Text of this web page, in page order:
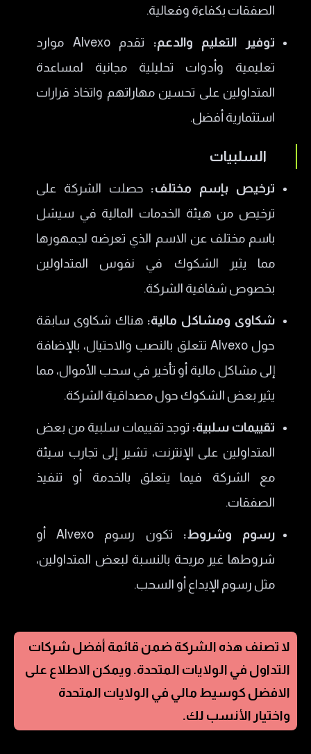
الصفقات بكفاءة وفعالية.
توفير التعليم والدعم:
تقدم Alvexo موارد
تعليمية وأدوات تحليلية مجانية لمساعدة
المتداولين على تحسين مهاراتهم واتخاذ قرارات
استثمارية أفضل.
السلبيات
ترخيص بإسم مختلف: حصلت الشركة على
ترخيص من هيئة الخدمات المالية في سيشل
باسم مختلف عن الاسم الذي تعرضه لجمهورها
مما يثير الشكوك في نفوس المتداولين
بخصوص شفافية الشركة.
شكاوى ومشاكل مالية: هناك شكاوى سابقة
حول Alvexo تتعلق بالنصب والاحتيال، بالإضافة
إلى مشاكل مالية أو تأخير في سحب الأموال، مما
يثير بعض الشكوك حول مصداقية الشركة.
تقييمات سلبية: توجد تقييمات سلبية من بعض
المتداولين على الإنترنت، تشير إلى تجارب سيئة
مع الشركة فيما يتعلق بالخدمة أو تنفيذ
الصفقات.
رسوم وشروط:
تكون رسوم Alvexo أو
شروطها غير مريحة بالنسبة لبعض المتداولين،
مثل رسوم الإيداع أو السحب.
لا تصنف هذه الشركة ضمن قائمة أفضل شركات
التداول في الولايات المتحدة. ويمكن الاطلاع على
الافضل كوسيط مالي في الولايات المتحدة
واختيار الأنسب لك.